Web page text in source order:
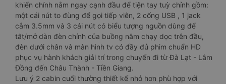
khiển chính nằm ngay cạnh đầu để tiện tay tuỳ chỉnh gồm:
một cái nút to đùng để gọi tiếp viên, 2 cổng USB , 1 jack
cắm 3.5mm và 3 cái nút có biểu tượng nguồn dùng để
tắt/mở dàn đèn chính của buồng nằm chạy dọc trên đầu,
đèn dưới chân và màn hình tv có đầy đủ phim chuẩn HD
phục vụ hành khách giải trí trong chuyến đi từ Đà Lạt - Lâm
Đồng đến Châu Thành - Tiền Giang.
Lưu ý 2 cabin cuối thường thiết kế nhỏ hơn phù hợp với